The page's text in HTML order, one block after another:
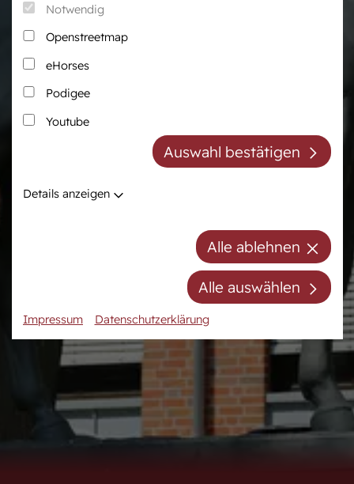
Notwendig
Openstreetmap
eHorses
Podigee
Youtube
Auswahl bestätigen
Details anzeigen
Alle ablehnen
Alle auswählen
Impressum Datenschutzerklärung
Downloadcenter
Fanshop
Karriere
Westfälische Pferdezucht
Zuchtberatung
Anreiten und
Pferdeausbildung
Termine
Online-Auktionen